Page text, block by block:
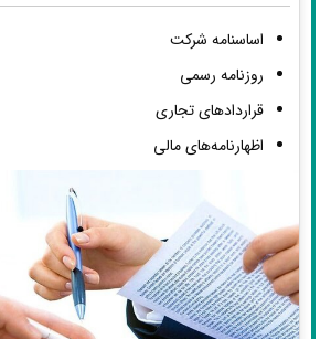
اساسنامه شرکت
روزنامه رسمی
قراردادهای تجاری
اظهارنامه‌های مالی